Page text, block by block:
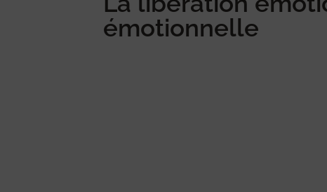
émotionnelle